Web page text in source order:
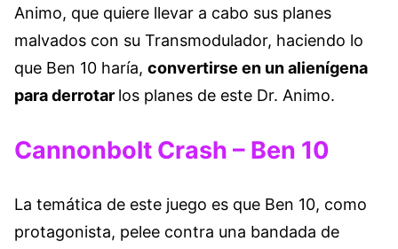
Animo, que quiere llevar a cabo sus planes
malvados con su Transmodulador, haciendo lo
que Ben 10 haría, convertirse en un alienígena
para derrotar los planes de este Dr. Animo.
Cannonbolt Crash – Ben 10
La temática de este juego es que Ben 10, como
protagonista, pelee contra una bandada de